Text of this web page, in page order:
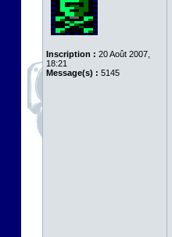
Inscription : 20 Août 2007,
18:21
Message(s) : 5145